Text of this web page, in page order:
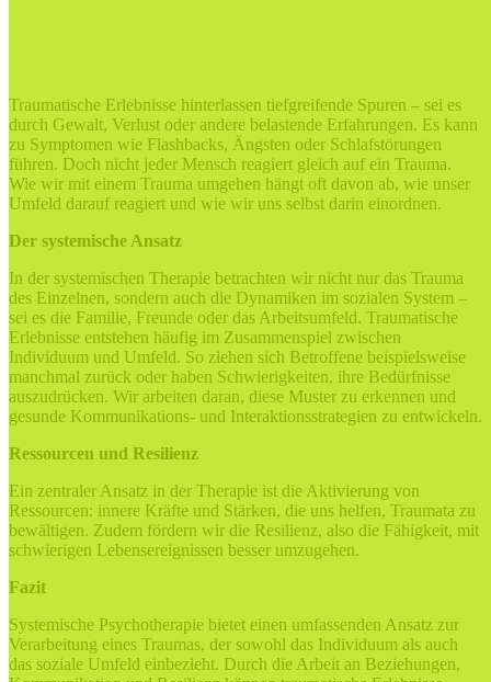
Traumatische Erlebnisse hinterlassen tiefgreifende Spuren – sei es
durch Gewalt, Verlust oder andere belastende Erfahrungen. Es kann
zu Symptomen wie Flashbacks, Ängsten oder Schlafstörungen
führen. Doch nicht jeder Mensch reagiert gleich auf ein Trauma.
Wie wir mit einem Trauma umgehen hängt oft davon ab, wie unser
Umfeld darauf reagiert und wie wir uns selbst darin einordnen.
Der systemische Ansatz
In der systemischen Therapie betrachten wir nicht nur das Trauma
des Einzelnen, sondern auch die Dynamiken im sozialen System –
sei es die Familie, Freunde oder das Arbeitsumfeld. Traumatische
Erlebnisse entstehen häufig im Zusammenspiel zwischen
Individuum und Umfeld. So ziehen sich Betroffene beispielsweise
manchmal zurück oder haben Schwierigkeiten, ihre Bedürfnisse
auszudrücken. Wir arbeiten daran, diese Muster zu erkennen und
gesunde Kommunikations- und Interaktionsstrategien zu entwickeln.
Ressourcen und Resilienz
Ein zentraler Ansatz in der Therapie ist die Aktivierung von
Ressourcen: innere Kräfte und Stärken, die uns helfen, Traumata zu
bewältigen. Zudem fördern wir die Resilienz, also die Fähigkeit, mit
schwierigen Lebensereignissen besser umzugehen.
Fazit
Systemische Psychotherapie bietet einen umfassenden Ansatz zur
Verarbeitung eines Traumas, der sowohl das Individuum als auch
das soziale Umfeld einbezieht. Durch die Arbeit an Beziehungen,